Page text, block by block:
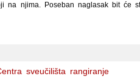
na njima. Poseban naglasak bit će
sveučilišta rangiranje